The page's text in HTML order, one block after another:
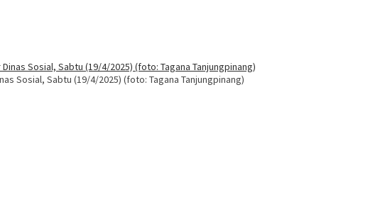
Sosial, Sabtu (19/4/2025) (foto: Tagana Tanjungpinang)